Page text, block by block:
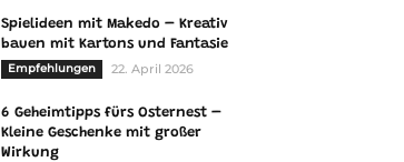
Spielideen mit Makedo – Kreativ
bauen mit Kartons und Fantasie
Empfehlungen
22. April 2026
6 Geheimtipps fürs Osternest –
Kleine Geschenke mit großer
Wirkung